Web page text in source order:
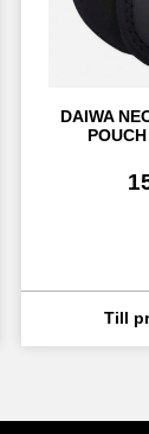
DAIWA